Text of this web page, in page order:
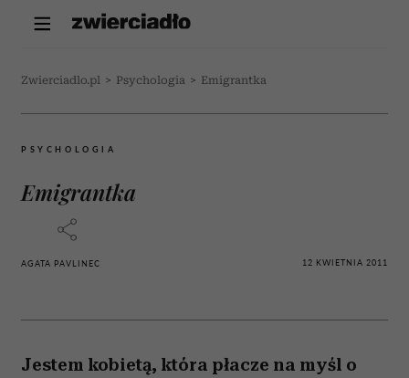
Zwierciadlo.pl > Psychologia > Emigrantka
PSYCHOLOGIA
Emigrantka
AGATA PAVLINEC 12 KWIETNIA 2011
Jestem kobietą, która płacze na myśl o